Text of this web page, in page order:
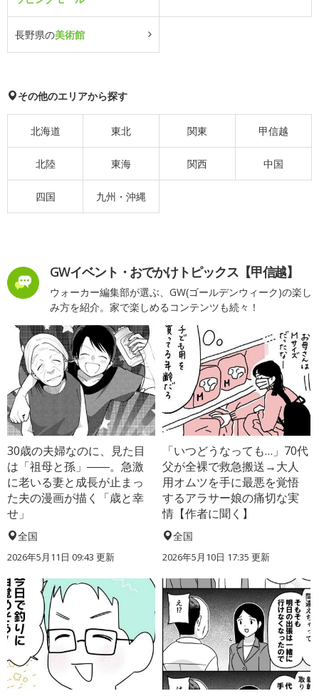
長野県の美術館
その他のエリアから探す
北海道 東北 関東 甲信越
北陸 東海 関西 中国
四国 九州・沖縄
GWイベント・おでかけトピックス【甲信越】
ウォーカー編集部が選ぶ、GW(ゴールデンウィーク)の楽し
み方を紹介。家で楽しめるコンテンツも続々！
30歳の夫婦なのに、見た目
は「祖母と孫」――。急激
に老いる妻と成長が止まっ
た夫の漫画が描く「歳と幸
せ」
全国
2026年5月11日 09:43 更新
「いつどうなっても…」70代
父が全裸で救急搬送→大人
用オムツを手に最悪を覚悟
するアラサー娘の痛切な実
情【作者に聞く】
全国
2026年5月10日 17:35 更新